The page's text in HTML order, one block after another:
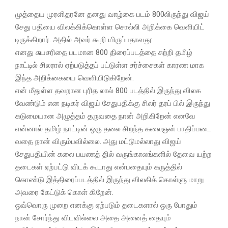
முத்தைய முரளிதரனே தனது வாழ்கை படம் 800லிருந்து விஜய்
சேது பதியை விலக்கிக்கொள்ள சொல்லி அறிக்கை வெளியிட்
டிருக்கிறார். அதில் அவர் கூறி யிருப்பதாவது:
எனது சுயசரிதை படமான 800 திரைப்படத்தை சுற்றி தமிழ்
நாட்டில்‌ சிலரால்‌ ஏற்படுத்தப் பட்டுள்ள சர்ச்சைகள்‌ காரண மாக
இந்த அறிக்கையை வெளியிடுகிறேன்‌.
என்‌ மீதுள்ள தவறான புரித லால்‌ 800 படத்தில்‌ இருந்து விலக
வேண்டும்‌ என நடிகர்‌ விஜய்‌ சேதுபதிக்கு சிலர்‌ தரப் பில்‌ இருந்து
கடுமையான அழுத்தம்‌ தருவதை நான்‌ அறிகிறேன்‌ எனவே
என்னால்‌ தமிழ்‌ நாட்டின்‌ ஒரு தலை சிறந்த கலைஞன்‌ பாதிப்படை
வதை நான்‌ விரும்பவில்லை. அது மட்டுமல்லாது விஜய்‌
சேதுபதியின்‌ கலை பயணத் தில்‌ வருங்காலங்களில்‌ தேவை யற்ற
தடைகள்‌ ஏற்பட்டு விடக் கூடாது என்பதையும்‌ கருத்தில்‌
கொண்டு இத்திரைப்படத்தில்‌ இருந்து விலகிக்‌ கொள்ளு மாறு
அவரை கேட்டுக் கொள் கிறேன்‌.
ஒவ்வொரு முறை எனக்கு ஏற்படும்‌ தடைகளால்‌ ஒரு போதும்‌
நான்‌ சோர்ந்து விடவில்லை அதை அனைத் தையும்‌